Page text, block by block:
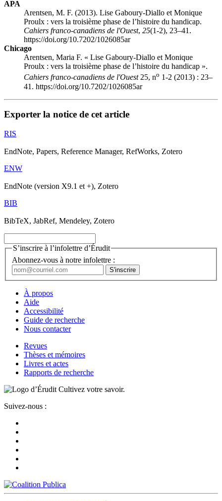
APA
Arentsen, M. F. (2013). Lise Gaboury-Diallo et Monique
Proulx : vers la troisième phase de l’histoire du handicap.
Cahiers franco-canadiens de l'Ouest, 25(1-2), 23–41.
https://doi.org/10.7202/1026085ar
Chicago
Arentsen, Maria F. « Lise Gaboury-Diallo et Monique
Proulx : vers la troisième phase de l’histoire du handicap ».
Cahiers franco-canadiens de l'Ouest25, no 1-2 (2013) : 23–
41. https://doi.org/10.7202/1026085ar
Exporter la notice de cet article
RIS
EndNote, Papers, Reference Manager, RefWorks, Zotero
ENW
EndNote (version X9.1 et +), Zotero
BIB
BibTeX, JabRef, Mendeley, Zotero
S’inscrire à l’infolettre d’Érudit
Abonnez-vous à notre infolettre :
À propos
Aide
Accessibilité
Guide de recherche
Nous contacter
Revues
Thèses et mémoires
Livres et actes
Rapports de recherche
Cultivez votre savoir.
Suivez-nous :